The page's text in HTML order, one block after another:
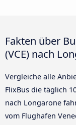
Fakten über
(VCE) nach
Vergleiche alle
FlixBus die täglich
nach Longarone
vom Flughafen